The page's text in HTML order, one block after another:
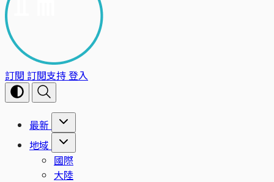
訂閱 訂閱支持登入
最新
地域
國際
大陸